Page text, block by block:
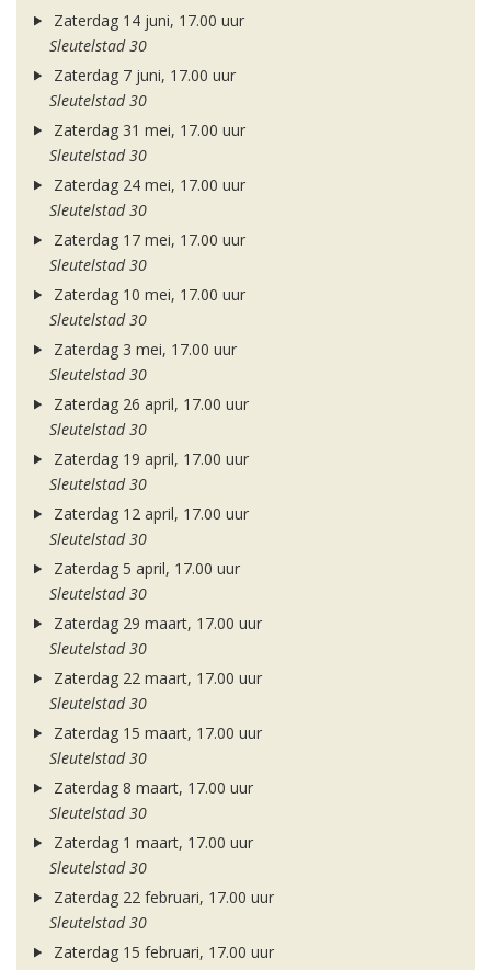
Zaterdag 14 juni, 17.00 uur
Sleutelstad 30
Zaterdag 7 juni, 17.00 uur
Sleutelstad 30
Zaterdag 31 mei, 17.00 uur
Sleutelstad 30
Zaterdag 24 mei, 17.00 uur
Sleutelstad 30
Zaterdag 17 mei, 17.00 uur
Sleutelstad 30
Zaterdag 10 mei, 17.00 uur
Sleutelstad 30
Zaterdag 3 mei, 17.00 uur
Sleutelstad 30
Zaterdag 26 april, 17.00 uur
Sleutelstad 30
Zaterdag 19 april, 17.00 uur
Sleutelstad 30
Zaterdag 12 april, 17.00 uur
Sleutelstad 30
Zaterdag 5 april, 17.00 uur
Sleutelstad 30
Zaterdag 29 maart, 17.00 uur
Sleutelstad 30
Zaterdag 22 maart, 17.00 uur
Sleutelstad 30
Zaterdag 15 maart, 17.00 uur
Sleutelstad 30
Zaterdag 8 maart, 17.00 uur
Sleutelstad 30
Zaterdag 1 maart, 17.00 uur
Sleutelstad 30
Zaterdag 22 februari, 17.00 uur
Sleutelstad 30
Zaterdag 15 februari, 17.00 uur